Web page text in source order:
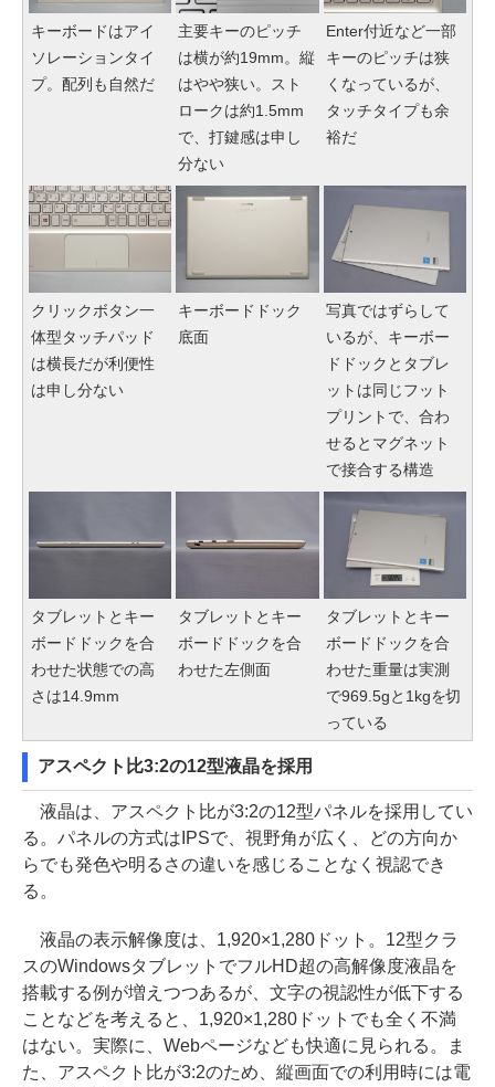
キーボードはアイ
ソレーションタイ
プ。配列も自然だ
主要キーのピッチ
は横が約19mm。縦
はやや狭い。スト
ロークは約1.5mm
で、打鍵感は申し
分ない
Enter付近など一部
キーのピッチは狭
くなっているが、
タッチタイプも余
裕だ
クリックボタン一
体型タッチパッド
は横長だが利便性
は申し分ない
キーボードドック
底面
写真ではずらして
いるが、キーボー
ドドックとタブレ
ットは同じフット
プリントで、合わ
せるとマグネット
で接合する構造
タブレットとキー
ボードドックを合
わせた状態での高
さは14.9mm
タブレットとキー
ボードドックを合
わせた左側面
タブレットとキー
ボードドックを合
わせた重量は実測
で969.5gと1kgを切
っている
アスペクト比3:2の12型液晶を採用
液晶は、アスペクト比が3:2の12型パネルを採用してい
る。パネルの方式はIPSで、視野角が広く、どの方向か
らでも発色や明るさの違いを感じることなく視認でき
る。
液晶の表示解像度は、1,920×1,280ドット。12型クラ
スのWindowsタブレットでフルHD超の高解像度液晶を
搭載する例が増えつつあるが、文字の視認性が低下する
ことなどを考えると、1,920×1,280ドットでも全く不満
はない。実際に、Webページなども快適に見られる。ま
た、アスペクト比が3:2のため、縦画面での利用時には電